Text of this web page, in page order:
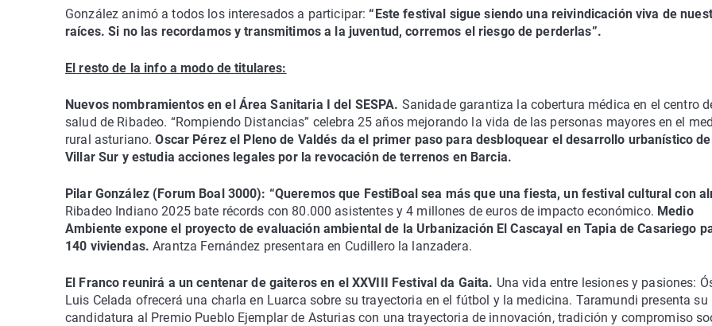
González animó a todos los interesados a participar:“Este festival sigue siendo una reivindicación viva de
raíces. Si no las recordamos y transmitimos a la juventud, corremos el riesgo de perderlas”.
El resto de la info a modo de titulares:
Nuevos nombramientos en el Área Sanitaria I del SESPA. Sanidade garantiza la cobertura médica en el centro
salud de Ribadeo. “Rompiendo Distancias” celebra 25 años mejorando la vida de las personas mayores en el
rural asturiano.Oscar Pérez el Pleno de Valdés da el primer paso para desbloquear el desarrollo urbanístico
Villar Sur y estudia acciones legales por la revocación de terrenos en Barcia.
Pilar González (Forum Boal 3000): “Queremos que FestiBoal sea más que una fiesta, un festival cultural con
Ribadeo Indiano 2025 bate récords con 80.000 asistentes y 4 millones de euros de impacto económico. Medio
Ambiente expone el proyecto de evaluación ambiental de la Urbanización El Cascayal en Tapia de Casariego
140 viviendas. Arantza Fernández presentara en Cudillero la lanzadera.
El Franco reunirá a un centenar de gaiteros en el XXVIII Festival da Gaita. Una vida entre lesiones y pasiones:
Luis Celada ofrecerá una charla en Luarca sobre su trayectoria en el fútbol y la medicina. Taramundi presenta su
candidatura al Premio Pueblo Ejemplar de Asturias con una trayectoria de innovación, tradición y compromiso